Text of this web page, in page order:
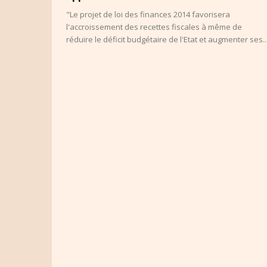
"Le projet de loi des finances 2014 favorisera
l'accroissement des recettes fiscales à même de
réduire le déficit budgétaire de l'Etat et augmenter